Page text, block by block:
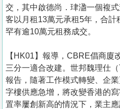
交，其中啟德尚．珒溋一個複
客以月租13萬元承租5年，合計
罕有逾10萬元租務成交。
【HK01】報導，CBRE倡商廈
三分一適合改建。世邦魏理仕
報告，隨著工作模式轉變、企
字樓供應急增，將改變香港的
置率屢創新高的情況下，業主